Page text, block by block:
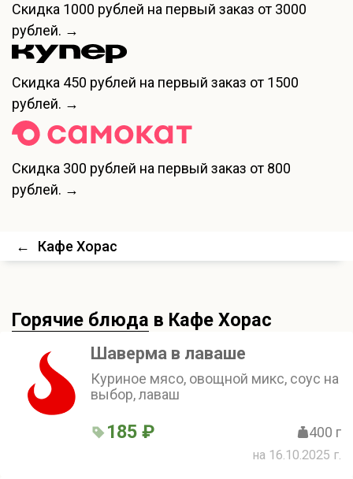
Скидка 1000 рублей на первый заказ от 3000
рублей. →
Скидка 450 рублей на первый заказ от 1500
рублей. →
Скидка 300 рублей на первый заказ от 800
рублей. →
← Кафе Хорас
Горячие блюда в Кафе Хорас
Шаверма в лаваше
Куриное мясо, овощной микс, соус на
выбор, лаваш
185 ₽ 400 г
на 16.10.2025 г.